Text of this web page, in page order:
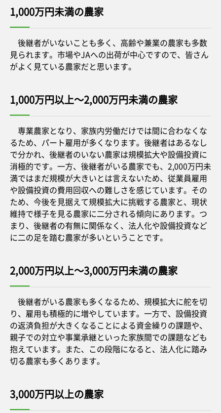
1,000万円未満の農家
後継者がいないことも多く、高齢や兼業の農家も多数
見られます。市場やJAへの出荷が中心ですので、皆さん
がよく見ている農家だと思います。
1,000万円以上～2,000万円未満の農家
専業農家となり、家族内労働だけでは間に合わなくな
るため、パート雇用が多くなります。後継者はあるなし
で分かれ、後継者のいない農家は規模拡大や設備投資に
消極的です。一方、後継者がいる農家でも、2,000万円未
満ではまだ規模が大きいとは言えないため、従業員雇用
や設備投資の費用回収への難しさを感じています。その
ため、今後を見据えて規模拡大に挑戦する農家と、現状
維持で様子を見る農家に二分される傾向にあります。つ
まり、後継者の有無に関係なく、法人化や設備投資など
に二の足を踏む農家が多いということです。
2,000万円以上～3,000万円未満の農家
後継者がいる農家も多くなるため、規模拡大に舵を切
り、雇用も積極的に増やしています。一方で、設備投資
の返済負担が大きくなることによる資金繰りの課題や、
親子での対立や事業承継といった家族間での課題なども
抱えています。また、この段階になると、法人化に踏み
切る農家も多くあります。
3,000万円以上の農家